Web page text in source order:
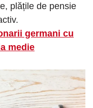
plățile de pensie
germani cu
medie